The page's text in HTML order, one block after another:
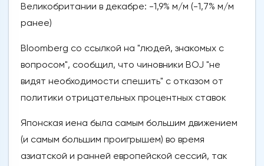
Великобритании в декабре: -1,9% м/м (-1,7% м/м
ранее)
Bloomberg со ссылкой на "людей, знакомых с
вопросом", сообщил, что чиновники BOJ "не
видят необходимости спешить" с отказом от
политики отрицательных процентных ставок
Японская иена была самым большим движением
(и самым большим проигрышем) во время
азиатской и ранней европейской сессий, так